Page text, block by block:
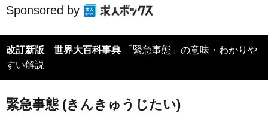
Sponsored by
改訂新版 世界大百科事典 「緊急事態」の意味・わかりや
すい解説
緊急事態 (きんきゅうじたい)